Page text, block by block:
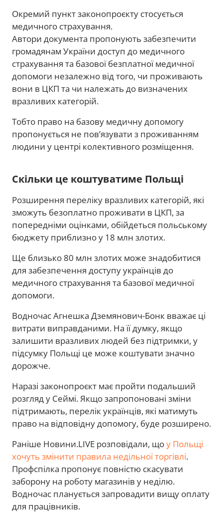
Окремий пункт законопроєкту стосується
медичного страхування.
Автори документа пропонують забезпечити
громадянам України доступ до медичного
страхування та базової безплатної медичної
допомоги незалежно від того, чи проживають
вони в ЦКП та чи належать до визначених
вразливих категорій.
Тобто право на базову медичну допомогу
пропонується не пов’язувати з проживанням
людини у центрі колективного розміщення.
Скільки це коштуватиме Польщі
Розширення переліку вразливих категорій, які
зможуть безоплатно проживати в ЦКП, за
попередніми оцінками, обійдеться польському
бюджету приблизно у 18 млн злотих.
Ще близько 80 млн злотих може знадобитися
для забезпечення доступу українців до
медичного страхування та базової медичної
допомоги.
Водночас Агнешка Дземянович-Бонк вважає ці
витрати виправданими. На її думку, якщо
залишити вразливих людей без підтримки, у
підсумку Польщі це може коштувати значно
дорожче.
Наразі законопроєкт має пройти подальший
розгляд у Сеймі. Якщо запропоновані зміни
підтримають, перелік українців, які матимуть
право на відповідну допомогу, буде розширено.
Раніше Новини.LIVE розповідали, щоу Польщі
хочуть змінити правила недільної торгівлі.
Профспілка пропонує повністю скасувати
заборону на роботу магазинів у неділю.
Водночас планується запровадити вищу оплату
для працівників.